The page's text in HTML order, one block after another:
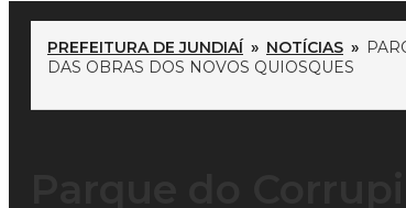
PREFEITURA DE JUNDIAÍ » NOTÍCIAS »
DAS OBRAS DOS NOVOS QUIOSQUES